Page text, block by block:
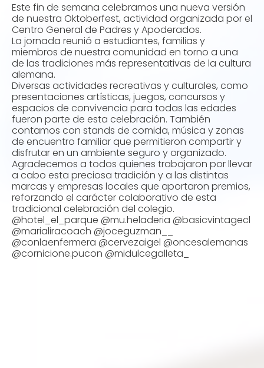
Este fin de semana celebramos una nueva versión
de nuestra Oktoberfest, actividad organizada por el
Centro General de Padres y Apoderados.
La jornada reunió a estudiantes, familias y
miembros de nuestra comunidad en torno a una
de las tradiciones más representativas de la cultura
alemana.
Diversas actividades recreativas y culturales, como
presentaciones artísticas, juegos, concursos y
espacios de convivencia para todas las edades
fueron parte de esta celebración. También
contamos con stands de comida, música y zonas
de encuentro familiar que permitieron compartir y
disfrutar en un ambiente seguro y organizado.
Agradecemos a todos quienes trabajaron por llevar
a cabo esta preciosa tradición y a las distintas
marcas y empresas locales que aportaron premios,
reforzando el carácter colaborativo de esta
tradicional celebración del colegio.
@hotel_el_parque @mu.heladeria @basicvintagecl
@marialiracoach @joceguzman__
@conlaenfermera @cervezaigel @oncesalemanas
@cornicione.pucon @midulcegalleta_